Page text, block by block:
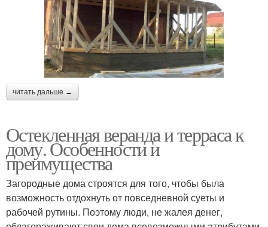
читать дальше →
Остекленная веранда и терраса к
дому. Особенности и
преимущества
Загородные дома строятся для того, чтобы была
возможность отдохнуть от повседневной суеты и
рабочей рутины. Поэтому люди, не жалея денег,